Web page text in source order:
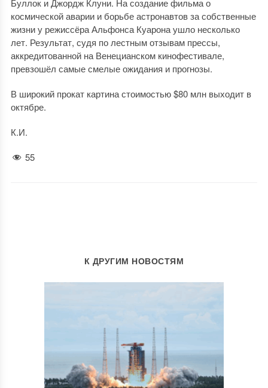
Буллок и Джордж Клуни. На создание фильма о
космической аварии и борьбе астронавтов за собственные
жизни у режиссёра Альфонса Куарона ушло несколько
лет. Результат, судя по лестным отзывам прессы,
аккредитованной на Венецианском кинофестивале,
превзошёл самые смелые ожидания и прогнозы.
В широкий прокат картина стоимостью $80 млн выходит в
октябре.
К.И.
55
К ДРУГИМ НОВОСТЯМ